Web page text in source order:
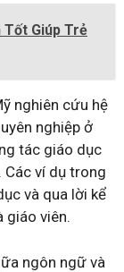
Tốt Giúp Trẻ
nghiên cứu hệ
nghiệp ở
tác giáo dục
Các ví dụ trong
và qua lời kể
giáo viên.
ngôn ngữ và